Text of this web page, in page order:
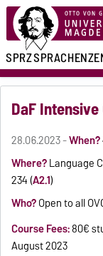
SPRZ
DaF Intensive
28.06.2023 -When?
Where?Language
234 (A2.1)
Who?Open to all
Course Fees:80€
August 2023